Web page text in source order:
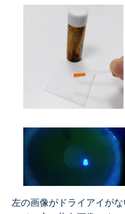
左の画像がドライアイが